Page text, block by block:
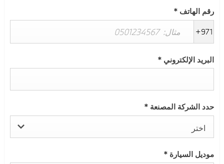
رقم الهاتف *
+971
البريد الإلكتروني *
حدد الشركة المصنعة *
اختر
موديل السيارة *